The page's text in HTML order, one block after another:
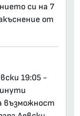
си на 7
от
19:05 -
възможност